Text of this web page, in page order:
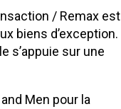
/ Remax est
biens d’exception.
s’appuie sur une
Men pour la